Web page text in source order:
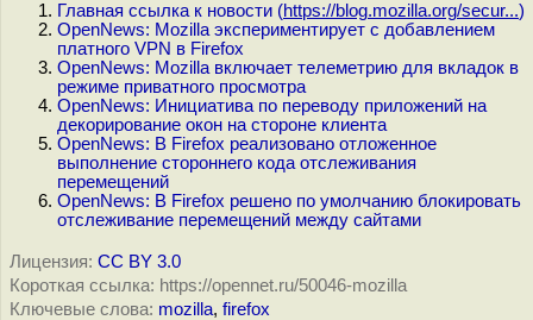
Главная ссылка к новости (https://blog.mozilla.org/secur...)
OpenNews: Mozilla экспериментирует с добавлением
платного VPN в Firefox
OpenNews: Mozilla включает телеметрию для вкладок в
режиме приватного просмотра
OpenNews: Инициатива по переводу приложений на
декорирование окон на стороне клиента
OpenNews: В Firefox реализовано отложенное
выполнение стороннего кода отслеживания
перемещений
OpenNews: В Firefox решено по умолчанию блокировать
отслеживание перемещений между сайтами
Лицензия: CC BY 3.0
Короткая ссылка: https://opennet.ru/50046-mozilla
Ключевые слова: mozilla, firefox